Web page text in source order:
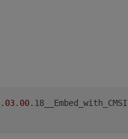
. 03. 00